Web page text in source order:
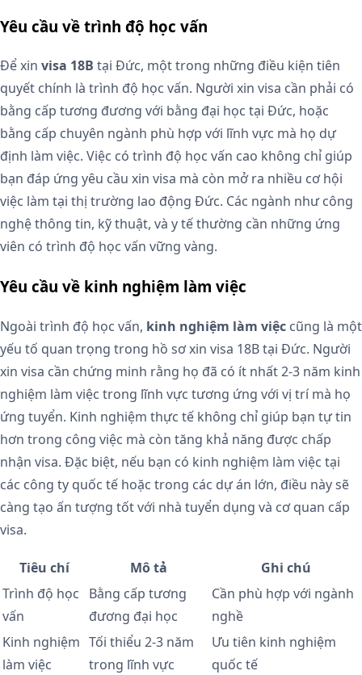
Yêu cầu về trình độ học vấn
Để xin visa 18B tại Đức, một trong những điều kiện tiên
quyết chính là trình độ học vấn. Người xin visa cần phải có
bằng cấp tương đương với bằng đại học tại Đức, hoặc
bằng cấp chuyên ngành phù hợp với lĩnh vực mà họ dự
định làm việc. Việc có trình độ học vấn cao không chỉ giúp
bạn đáp ứng yêu cầu xin visa mà còn mở ra nhiều cơ hội
việc làm tại thị trường lao động Đức. Các ngành như công
nghệ thông tin, kỹ thuật, và y tế thường cần những ứng
viên có trình độ học vấn vững vàng.
Yêu cầu về kinh nghiệm làm việc
Ngoài trình độ học vấn, kinh nghiệm làm việc cũng là một
yếu tố quan trọng trong hồ sơ xin visa 18B tại Đức. Người
xin visa cần chứng minh rằng họ đã có ít nhất 2-3 năm kinh
nghiệm làm việc trong lĩnh vực tương ứng với vị trí mà họ
ứng tuyển. Kinh nghiệm thực tế không chỉ giúp bạn tự tin
hơn trong công việc mà còn tăng khả năng được chấp
nhận visa. Đặc biệt, nếu bạn có kinh nghiệm làm việc tại
các công ty quốc tế hoặc trong các dự án lớn, điều này sẽ
càng tạo ấn tượng tốt với nhà tuyển dụng và cơ quan cấp
visa.
Tiêu chí Mô tả
Ghi chú
Trình độ học
vấn
Bằng cấp tương
đương đại học
Cần phù hợp với ngành
nghề
Kinh nghiệm
làm việc
Tối thiểu 2-3 năm
trong lĩnh vực
Ưu tiên kinh nghiệm
quốc tế